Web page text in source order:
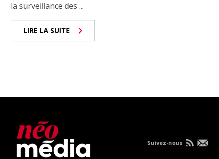
la surveillance des ...
LIRE LA SUITE
Suivez-nous